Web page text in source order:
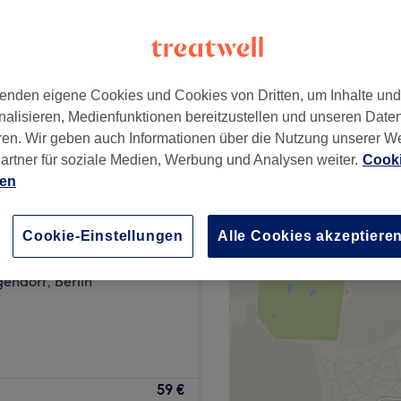
ab 60 €
zur Ruhe zu kommen?
ist der
Schön | Massage
351 Bewertungen
Berlin
59 €
eigene Cookies und Cookies von Dritten, um Inhalte
Medienfunktionen bereitzustellen und unseren
Wir geben auch Informationen über die Nutzung unserer
für soziale Medien, Werbung und Analysen weiter.
Cookie-Einstellungen Alle Cookies akzeptieren